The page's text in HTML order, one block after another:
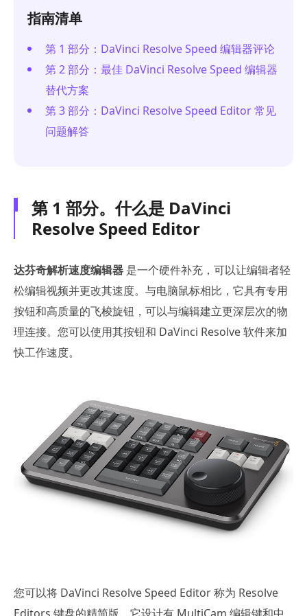
指南清单
第 1 部分：DaVinci Resolve Speed 编辑器评论
第 2 部分：最佳 DaVinci Resolve Speed 编辑器
替代方案
第 3 部分：DaVinci Resolve Speed Editor 常见
问题解答
第 1 部分。什么是 DaVinci
Resolve Speed Editor
达芬奇解析速度编辑器 是一个硬件补充，可以让编辑者轻
松编辑视频并更改其速度。与电脑鼠标相比，它具有专用
按钮和高质量的飞梭旋钮，可以与编辑建立更深层次的物
理连接。您可以使用其按钮和 DaVinci Resolve 软件来加
快工作速度。
您可以将 DaVinci Resolve Speed Editor 称为 Resolve
Editors 键盘的精简版。它设计有 MultiCam 编辑键和中